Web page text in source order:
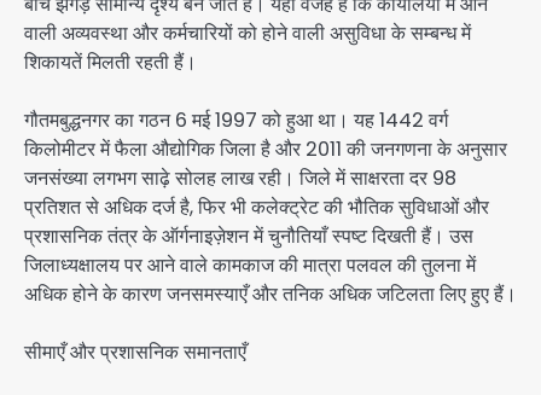
वाली अव्यवस्था और कर्मचारियों को होने वाली असुविधा के सम्बन्ध में
शिकायतें मिलती रहती हैं।
गौतमबुद्धनगर का गठन 6 मई 1997 को हुआ था। यह 1442 वर्ग
किलोमीटर में फैला औद्योगिक जिला है और 2011 की जनगणना के अनुसार
जनसंख्या लगभग साढ़े सोलह लाख रही। जिले में साक्षरता दर 98
प्रतिशत से अधिक दर्ज है, फिर भी कलेक्ट्रेट की भौतिक सुविधाओं और
प्रशासनिक तंत्र के ऑर्गनाइज़ेशन में चुनौतियाँ स्पष्ट दिखती हैं। उस
जिलाध्यक्षालय पर आने वाले कामकाज की मात्रा पलवल की तुलना में
अधिक होने के कारण जनसमस्याएँ और तनिक अधिक जटिलता लिए हुए हैं।
सीमाएँ और प्रशासनिक समानताएँ